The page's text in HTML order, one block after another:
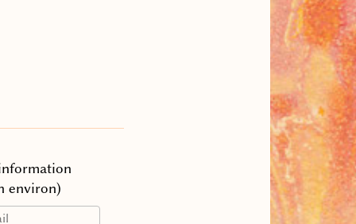
environ)